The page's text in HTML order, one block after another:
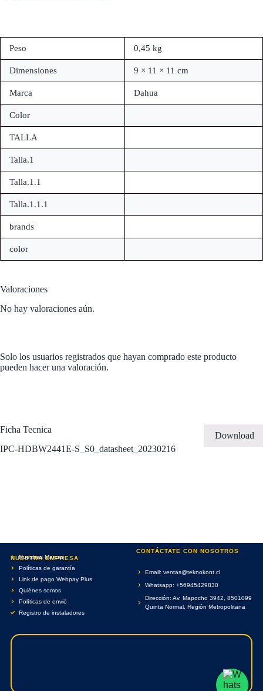
Peso 0,45 kg
Dimensiones 9 × 11 × 11 cm
Marca Dahua
Color
TALLA
Talla.1
Talla.1.1
Talla.1.1.1
brands
color
Valoraciones
No hay valoraciones aún.
Solo los usuarios registrados que hayan comprado este producto
pueden hacer una valoración.
Ficha Tecnica
Download
IPC-HDBW2441E-S_S0_datasheet_20230216
NUESTRA EMPRESA
Nuestras Marcas
Políticas de garantía
Link de pago Webpay Plus
Quiénes somos
Políticas de envió
Registro de instaladores
CONTÁCTATE CON NOSOTROS
Email: ventas@teknokont.cl
Whatsapp: +56945429830
Dirección: Av. Mapocho 3942, 8501099
Quinta Normal, Región Metropolitana